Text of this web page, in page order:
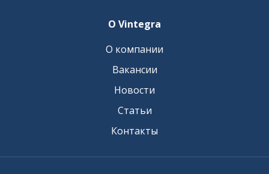
О Vintegra
О компании
Вакансии
Новости
Статьи
Контакты